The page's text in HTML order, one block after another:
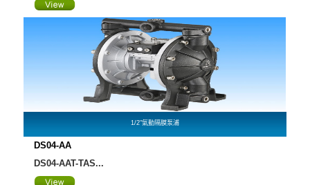
1/2"氣動隔膜泵浦
DS04-AA
DS04-AAT-TAS...